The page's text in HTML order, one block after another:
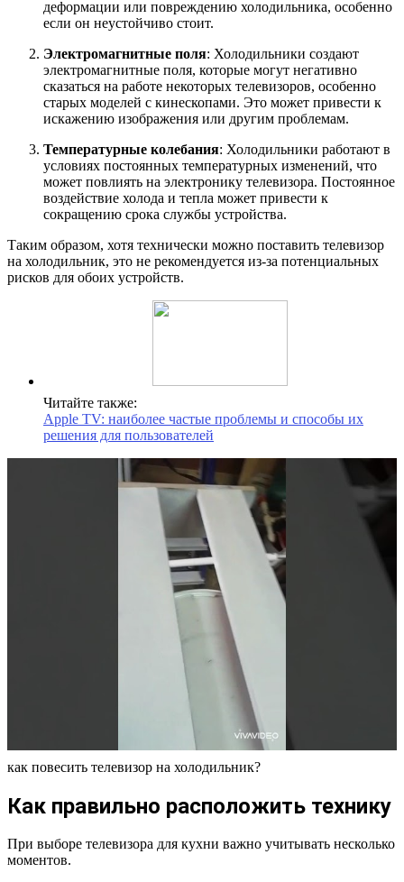
деформации или повреждению холодильника, особенно
если он неустойчиво стоит.
Электромагнитные поля: Холодильники создают
электромагнитные поля, которые могут негативно
сказаться на работе некоторых телевизоров, особенно
старых моделей с кинескопами. Это может привести к
искажению изображения или другим проблемам.
Температурные колебания: Холодильники работают в
условиях постоянных температурных изменений, что
может повлиять на электронику телевизора. Постоянное
воздействие холода и тепла может привести к
сокращению срока службы устройства.
Таким образом, хотя технически можно поставить телевизор
на холодильник, это не рекомендуется из-за потенциальных
рисков для обоих устройств.
Читайте также:
Apple TV: наиболее частые проблемы и способы их
решения для пользователей
как повесить телевизор на холодильник?
Как правильно расположить технику
При выборе телевизора для кухни важно учитывать несколько
моментов.